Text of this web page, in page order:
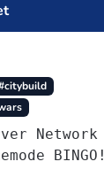
Network
BINGO!